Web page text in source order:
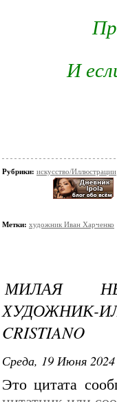
И
Рубрики: искусство/Иллюстрации
Метки: художник Иван Харченко
МИЛАЯ
CRISTIANO
Среда, 19 Июня
Это цитата